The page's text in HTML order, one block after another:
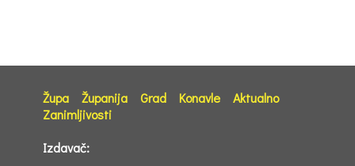
Župa Županija Grad Konavle
Aktualno
Zanimljivosti
Izdavač: